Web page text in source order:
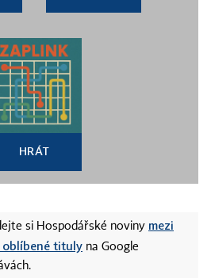
HRÁT
si Hospodářské noviny mezi
oblíbené tituly na Google